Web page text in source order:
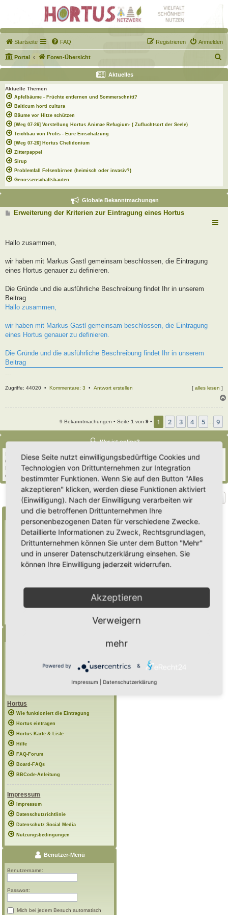
Startseite FAQ Anmelden
Registrieren
Portal Foren-Übersicht
u
c
Aktuelles
Aktuelle Themen
Apfelbäume - Früchte entfernen und Sommerschnitt?
Balticum horti cultura
Bäume vor Hitze schützen
[Weg 07-26] Vorstellung Hortus Animae Refugium- ( Zufluchtsort der Seele)
Teichbau von Profis - Eure Einschätzung
[Weg 07-26] Hortus Chelidonium
Zitterpappel
Sirup
Problemfall Felsenbirnen (heimisch oder invasiv?)
Genossenschaftsbauten
Globale Bekanntmachungen
B
r
Erweiterung der Kriterien zur Eintragung eines Hortus
Hallo zusammen,
wir haben mit Markus Gastl gemeinsam beschlossen, die Eintragung
eines Hortus genauer zu definieren.
Die Gründe und die ausführliche Beschreibung findet Ihr in unserem
Beitrag
Hallo zusammen,
wir haben mit Markus Gastl gemeinsam beschlossen, die Eintragung
eines Hortus genauer zu definieren.
Die Gründe und die ausführliche Beschreibung findet Ihr in unserem
Beitrag
Zugriffe: 44020 • Kommentare: 3 • Antwort erstellen [ alles lesen ]
9 Bekanntmachungen • Seite 1 von 9 • 1 2 3 4 5 … 9
Wer ist online?
Insgesamt sind68 Besucher online :: 3 sichtbare Mitglieder, 0 unsichtbare Mitglieder und
65 Gäste (basierend auf den aktiven Besuchern der letzten 5 Minuten)
Der Besucherrekord liegt bei2235Besuchern, die am Mi 29. Jul 2026, 21:02 gleichzeitig
online waren.
Gehe zu
Suche
Benutze ein * als Platzhalter für teilweis
Übereinstimmungen
Mulchfindet "Mulch", Mulch*findet auch
Weitere Hilfe zur Suche
Foren-Übersicht
Hortus
Wie funktioniert die Eintragung
Hortus eintragen
Hortus Karte & Liste
Hilfe
FAQ-Forum
Board-FAQs
BBCode-Anleitung
Impressum
Impressum
Datenschutzrichtlinie
Datenschutz Social Media
Nutzungsbedingungen
Benutzer-Menü
Benutzername:
Passwort:
Mich bei jedem Besuch automatisch
Diese Seite nutzt einwilligungsbedürftige Cookies und
Technologien von Drittunternehmen zur Integration
bestimmter Funktionen. Wenn Sie auf den Button "Alles
akzeptieren" klicken, werden diese Funktionen aktiviert
(Einwilligung). Nach der Einwilligung verarbeiten wir
und die betroffenen Drittunternehmen Ihre
personenbezogenen Daten für verschiedene Zwecke.
Detaillierte Informationen zu Zweck, Rechtsgrundlagen,
Drittunternehmen können Sie unter dem Button "Mehr"
und in unserer Datenschutzerklärung einsehen. Sie
können Ihre Einwilligung jederzeit widerrufen.
Akzeptieren
Verweigern
mehr
Powered by &
Impressum Datenschutzerklärung